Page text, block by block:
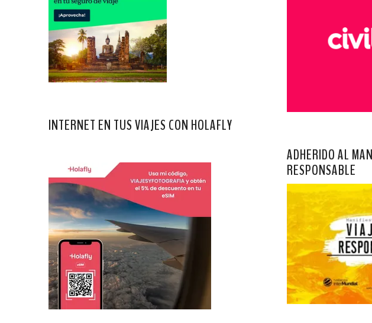
INTERNET EN TUS VIAJES CON HOLAFLY
ADHERIDO AL
RESPONSABLE